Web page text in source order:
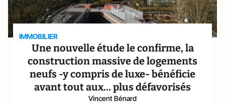
IMMOBILIER
Une nouvelle étude le confirme, la
construction massive de logements
neufs -y compris de luxe- bénéficie
avant tout aux… plus défavorisés
Vincent Bénard